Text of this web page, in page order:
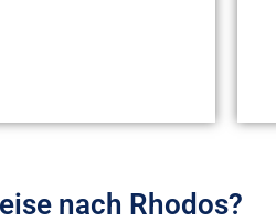
nach Rhodos?